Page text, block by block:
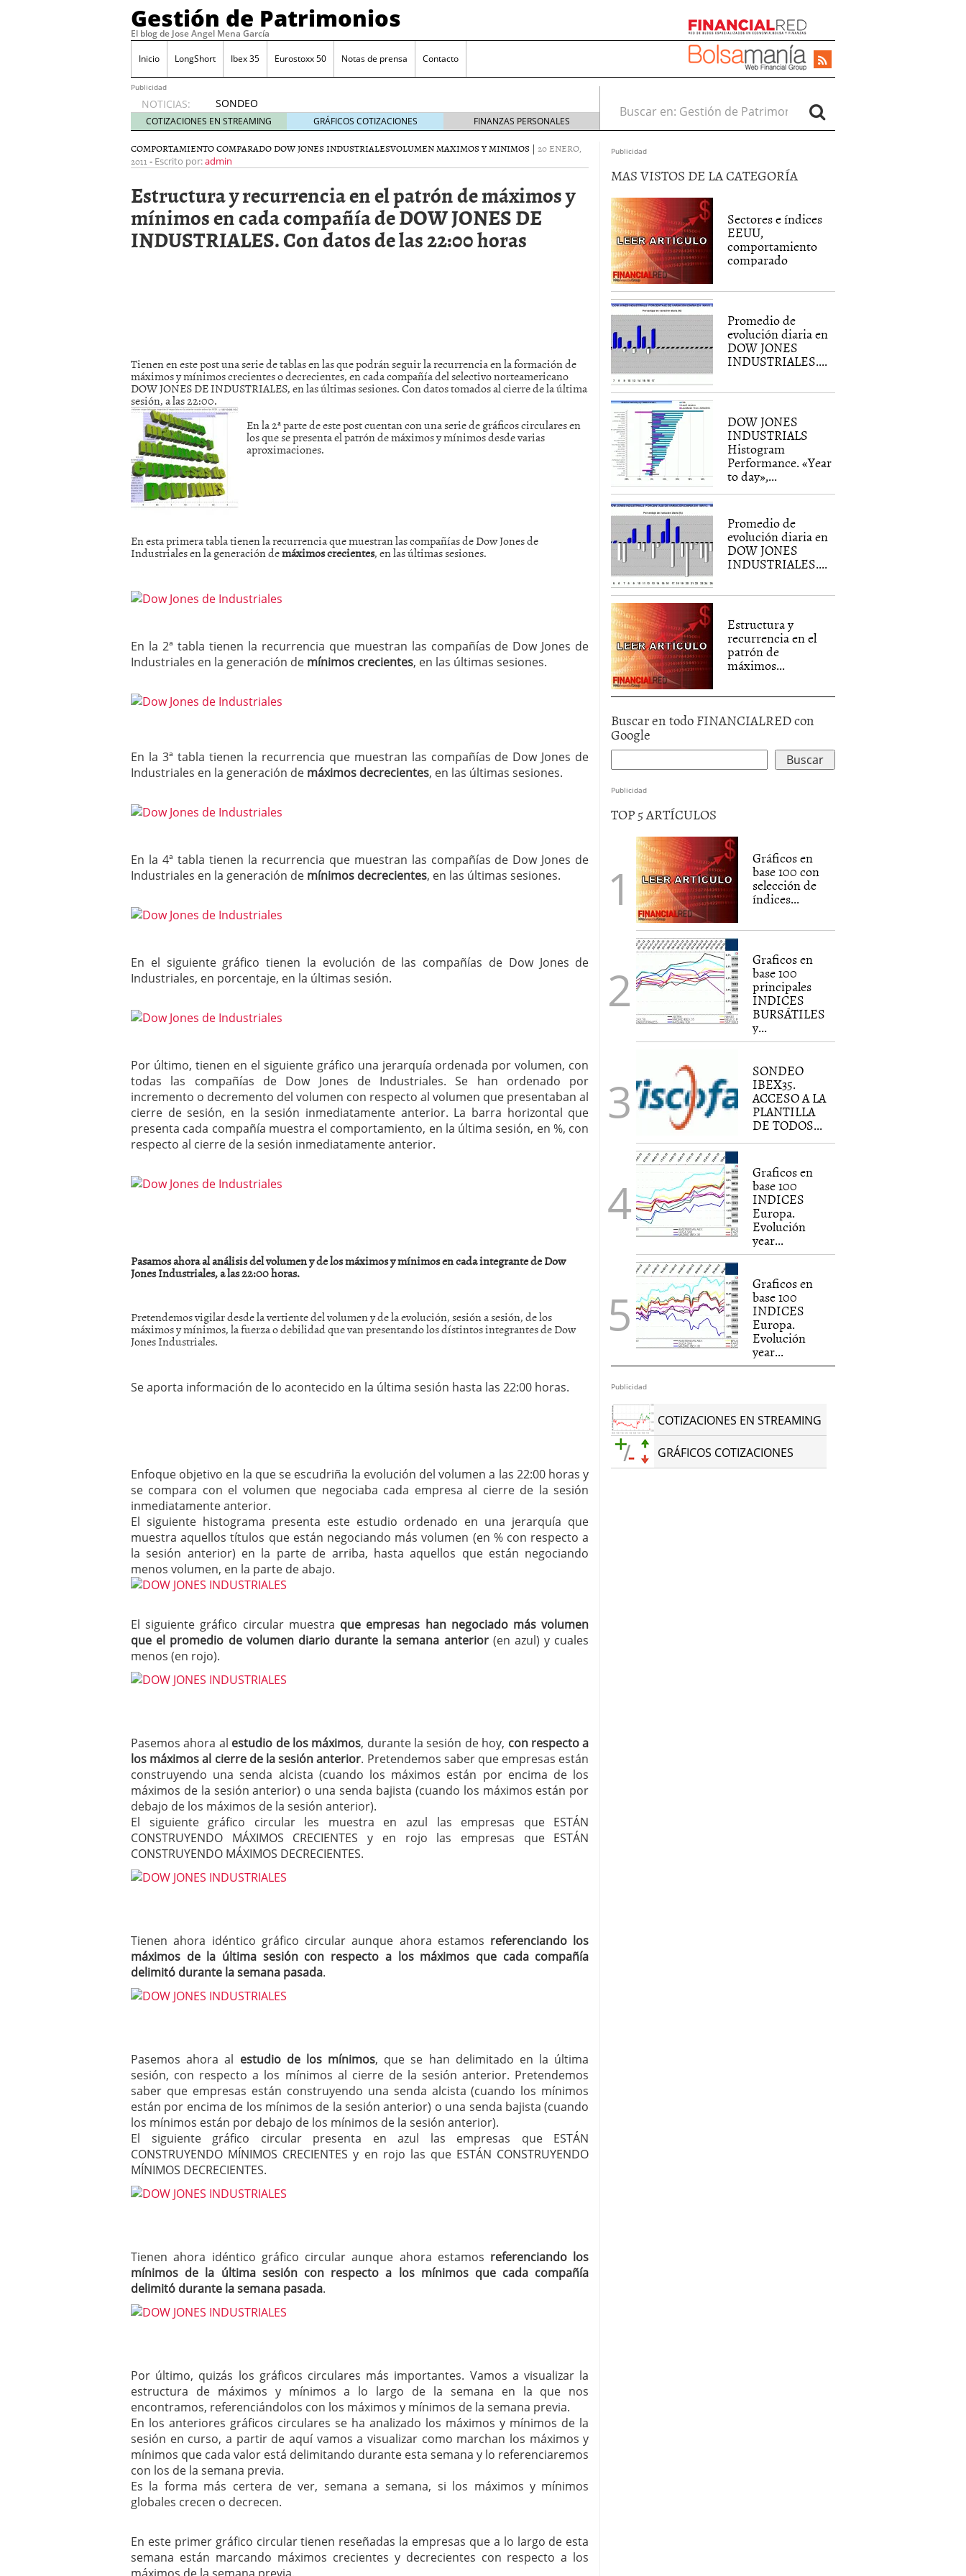
Gestión de Patrimonios
El blog de Jose Angel Mena García
Inicio LongShort Ibex 35 Eurostoxx 50 Notas de prensa Contacto
Publicidad
NOTICIAS:
SONDEO
IBEX35.
ACCESO
A LA
PLANTILLA
TODOS
LOS
VALORES
DE
IBEX35
y a?n tienen recorrido adicional mayo 24, 2013
CATALEJO SOBRE IBEX35. TERMOMETROS. Aún con recorrido a la baja para
alcanzar la zona de sobreventa y entonces si se podría apostar por un
rebote interesante
COTIZACIONES EN STREAMING GRÁFICOS COTIZACIONES FINANZAS PERSONALES
Buscar en:
COMPORTAMIENTO COMPARADO DOW JONES INDUSTRIALESVOLUMEN MAXIMOS Y MINIMOS | 20 ENERO,
2011 - Escrito por:admin
Estructura y recurrencia en el patrón de máximos y
mínimos en cada compañía de DOW JONES DE
INDUSTRIALES. Con datos de las 22:00 horas
Tienen en este post una serie de tablas en las que podrán seguir la recurrencia en la formación de
máximos y mínimos crecientes o decrecientes, en cada compañía del selectivo norteamericano
DOW JONES DE INDUSTRIALES, en las últimas sesiones. Con datos tomados al cierre de la última
sesión, a las 22:00.
En la 2ª parte de este post cuentan con una serie de gráficos circulares en
los que se presenta el patrón de máximos y mínimos desde varias
aproximaciones.
En esta primera tabla tienen la recurrencia que muestran las compañías de Dow Jones de
Industriales en la generación demáximos crecientes, en las últimas sesiones.
En la 2ª tabla tienen la recurrencia que muestran las compañías de Dow Jones de
Industriales en la generación de mínimos crecientes, en las últimas sesiones.
En la 3ª tabla tienen la recurrencia que muestran las compañías de Dow Jones de
Industriales en la generación de máximos decrecientes, en las últimas sesiones.
En la 4ª tabla tienen la recurrencia que muestran las compañías de Dow Jones de
Industriales en la generación de mínimos decrecientes, en las últimas sesiones.
En el siguiente gráfico tienen la evolución de las compañías de Dow Jones de
Industriales, en porcentaje, en la últimas sesión.
Por último, tienen en el siguiente gráfico una jerarquía ordenada por volumen, con
todas las compañías de Dow Jones de Industriales. Se han ordenado por
incremento o decremento del volumen con respecto al volumen que presentaban al
cierre de sesión, en la sesión inmediatamente anterior. La barra horizontal que
presenta cada compañía muestra el comportamiento, en la última sesión, en %, con
respecto al cierre de la sesión inmediatamente anterior.
Pasamos ahora al análisis del volumen y de los máximos y mínimos en cada integrante de Dow
Jones Industriales, a las 22:00 horas.
Pretendemos vigilar desde la vertiente del volumen y de la evolución, sesión a sesión, de los
máximos y mínimos, la fuerza o debilidad que van presentando los dístintos integrantes de Dow
Jones Industriales.
Se aporta información de lo acontecido en la última sesión hasta las 22:00 horas.
Enfoque objetivo en la que se escudriña la evolución del volumen a las 22:00 horas y
se compara con el volumen que negociaba cada empresa al cierre de la sesión
inmediatamente anterior.
El siguiente histograma presenta este estudio ordenado en una jerarquía que
muestra aquellos títulos que están negociando más volumen (en % con respecto a
la sesión anterior) en la parte de arriba, hasta aquellos que están negociando
menos volumen, en la parte de abajo.
El siguiente gráfico circular muestra que empresas han negociado más volumen
que el promedio de volumen diario durante la semana anterior(en azul) y cuales
menos (en rojo).
Pasemos ahora al estudio de los máximos, durante la sesión de hoy, con respecto a
los máximos al cierre de la sesión anterior. Pretendemos saber que empresas están
construyendo una senda alcista (cuando los máximos están por encima de los
máximos de la sesión anterior) o una senda bajista (cuando los máximos están por
debajo de los máximos de la sesión anterior).
El siguiente gráfico circular les muestra en azul las empresas que ESTÁN
CONSTRUYENDO MÁXIMOS CRECIENTES y en rojo las empresas que ESTÁN
CONSTRUYENDO MÁXIMOS DECRECIENTES.
Tienen ahora idéntico gráfico circular aunque ahora estamos referenciando los
máximos de la última sesión con respecto a los máximos que cada compañía
delimitó durante la semana pasada.
Pasemos ahora al estudio de los mínimos, que se han delimitado en la última
sesión, con respecto a los mínimos al cierre de la sesión anterior. Pretendemos
saber que empresas están construyendo una senda alcista (cuando los mínimos
están por encima de los mínimos de la sesión anterior) o una senda bajista (cuando
los mínimos están por debajo de los mínimos de la sesión anterior).
El siguiente gráfico circular presenta en azul las empresas que ESTÁN
CONSTRUYENDO MÍNIMOS CRECIENTES y en rojo las que ESTÁN CONSTRUYENDO
MÍNIMOS DECRECIENTES.
Tienen ahora idéntico gráfico circular aunque ahora estamos referenciando los
mínimos de la última sesión con respecto a los mínimos que cada compañía
delimitó durante la semana pasada.
Por último, quizás los gráficos circulares más importantes. Vamos a visualizar la
estructura de máximos y mínimos a lo largo de la semana en la que nos
encontramos, referenciándolos con los máximos y mínimos de la semana previa.
En los anteriores gráficos circulares se ha analizado los máximos y mínimos de la
sesión en curso, a partir de aquí vamos a visualizar como marchan los máximos y
mínimos que cada valor está delimitando durante esta semana y lo referenciaremos
con los de la semana previa.
Es la forma más certera de ver, semana a semana, si los máximos y mínimos
globales crecen o decrecen.
En este primer gráfico circular tienen reseñadas la empresas que a lo largo de esta
semana están marcando máximos crecientes y decrecientes con respecto a los
Publicidad
MAS VISTOS DE LA CATEGORÍA
Sectores e índices
EEUU,
comportamiento
comparado
Promedio de
evolución diaria en
DOW JONES
INDUSTRIALES....
DOW JONES
INDUSTRIALS
Histogram
Performance. «Year
to day»,...
Promedio de
evolución diaria en
DOW JONES
INDUSTRIALES....
Estructura y
recurrencia en el
patrón de
máximos...
Buscar en todo FINANCIALRED con
Google
Publicidad
TOP 5 ARTÍCULOS
Gráficos en
base 100 con
selección de
índices...
Graficos en
base 100
principales
INDICES
BURSÁTILES
y...
SONDEO
IBEX35.
ACCESO A LA
PLANTILLA
DE TODOS...
Graficos en
base 100
INDICES
Europa.
Evolución
year...
Graficos en
base 100
INDICES
Europa.
Evolución
year...
Publicidad
COTIZACIONES EN STREAMING
GRÁFICOS COTIZACIONES